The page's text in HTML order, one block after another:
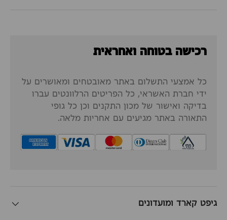
רכישה בטוחה ואחראית
כל אמצעי התשלום באתר מאובטחים ומאושרים על
ידי חברת האשראי, כל הפריטים הרלוונטים עברו
בדיקה ואישור של מכון התקנים וכן כל גופי
התאורה באתר מגיעים עם אחריות מלאה.
גיפט קארד ומועדונים